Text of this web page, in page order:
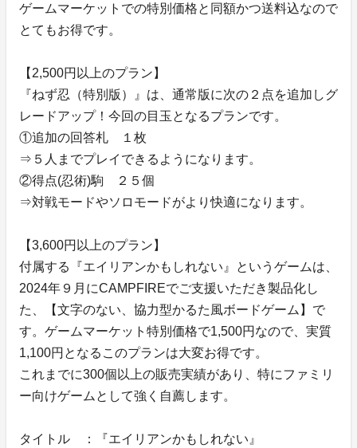
ゲームマーケットでの特別価格と同額かつ送料込なので
とてもお得です。
【2,500円以上のプラン】
『ねず忍（特別版）』は、通常版に次の２点を追加しグ
レードアップ！今回の目玉となるプランです。
①追加の回答札 １枚
⇒５人までプレイできるようになります。
②得点(忍術)駒 ２５個
⇒対戦モードやソロモードがより快適になります。
【3,600円以上のプラン】
付属する『エイリアンかもしれない』というゲームは、
2024年９月にCAMPFIREでご支援いただき製品化し
た、【文字のない、協力型かるた風ボードゲーム】で
す。ゲームマーケット特別価格で1,500円なので、実質
1,100円となるこのプランは大変お得です。
これまでに300個以上の販売実績があり、特にファミリ
ー向けゲームとして強く自薦します。
タイトル ：『エイリアンかもしれない』